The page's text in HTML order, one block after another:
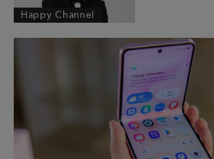
Happy Channel